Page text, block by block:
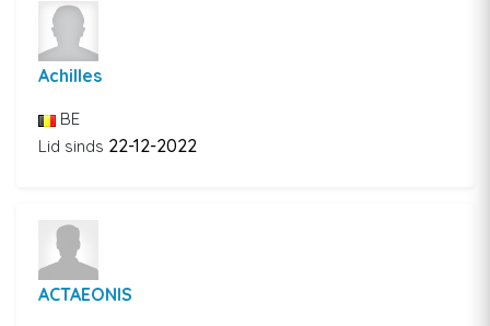
Achilles
BE
Lid sinds 22-12-2022
ACTAEONIS